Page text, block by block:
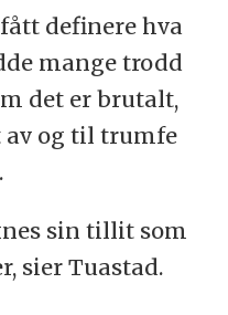
definere hva
mange trodd
det er brutalt,
av og til trumfe
sin tillit som
sier Tuastad.